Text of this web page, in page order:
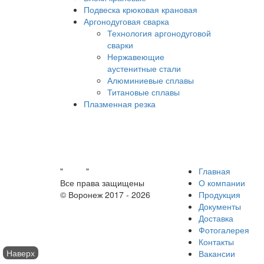
Подвеска крюковая крановая
Аргонодуговая сварка
Технология аргонодуговой
сварки
Нержавеющие
аустенитные стали
Алюминиевые сплавы
Титановые сплавы
Плазменная резка
"
"
Все права защищены
© Воронеж 2017 - 2026
Главная
О компании
Продукция
Документы
Доставка
Фотогалерея
Контакты
Вакансии
Наверх